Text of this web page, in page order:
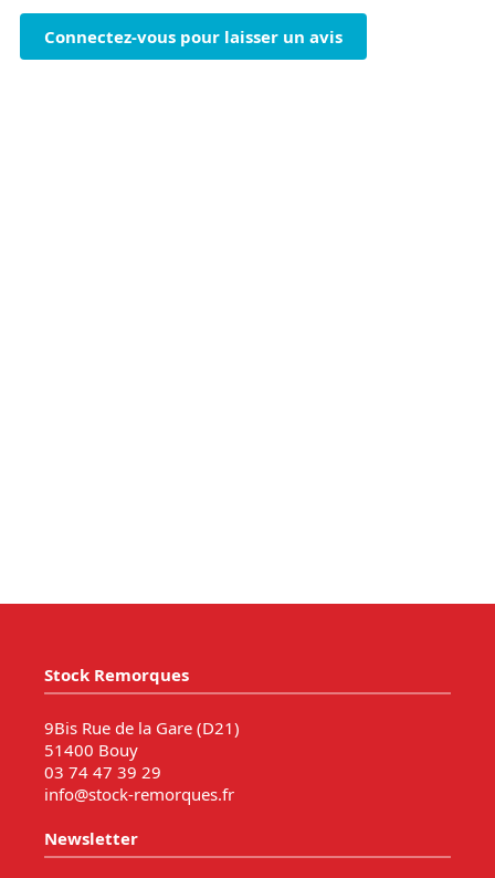
Connectez-vous pour laisser un avis
Stock Remorques
9Bis Rue de la Gare (D21)
51400 Bouy
03 74 47 39 29
info@stock-remorques.fr
Newsletter